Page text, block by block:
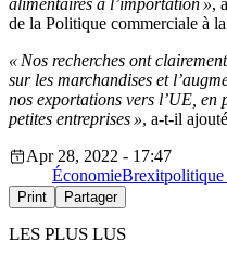
alimentaires à l’importation »,
de la Politique commerciale à
« Nos recherches ont
sur les marchandises et
nos exportations vers l’UE, en
petites entreprises », a-t-il
Apr 28, 2022 - 17:47
ÉconomieBrexitpolitique
Print Partager
LES PLUS LUS